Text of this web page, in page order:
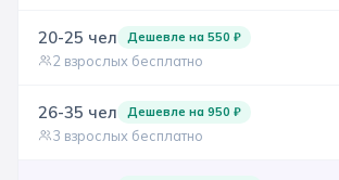
20-25 чел Дешевле на 550 ₽
2 взрослых бесплатно
26-35 чел Дешевле на 950 ₽
3 взрослых бесплатно